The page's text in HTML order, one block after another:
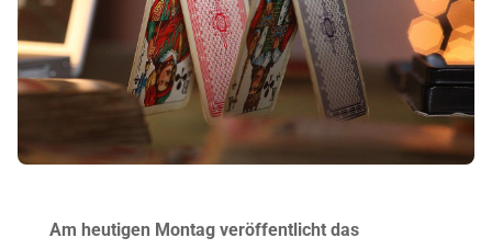
Am heutigen Montag veröffentlicht das